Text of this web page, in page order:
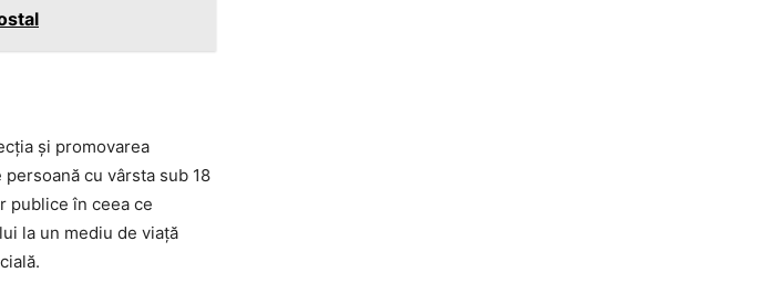
și promovarea
cu vârsta sub 18
publice în ceea ce
la un mediu de viață